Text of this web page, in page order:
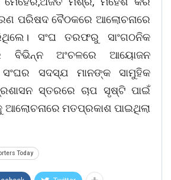
ପରିଷଦ ବୈଠକରେ ଆଲୋଚନାରେ
ସଂଘ ତରଫରୁ ସାଂଗଠନିକ
ବିଭିନ୍ନ ଅଂଚଳରେ ଆୟୋଜନ
ସଂଘର ସଦସ୍ଯ ମାନଙ୍କ ସାମୁହିକ
ସ୍ତରରେ ଚାପ ସୃଷ୍ଟି ପାଇଁ
ଆଲୋଚନାରେ ମତପ୍ରକାଶ ପାଇଥିଲା
Today